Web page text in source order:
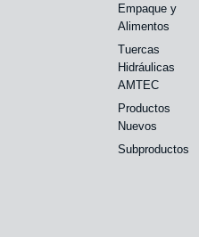
Empaque y
Alimentos
Tuercas
Hidráulicas
AMTEC
Productos
Nuevos
Subproductos